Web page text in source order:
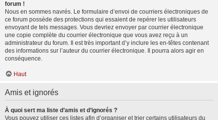
forum !
Nous en sommes navrés. Le formulaire d’envoi de courriers électroniques de
ce forum possède des protections qui essaient de repérer les utilisateurs
envoyant de tels messages. Vous devriez envoyer par courrier électronique
une copie complète du courrier électronique que vous avez reçu à un
administrateur du forum. Il est très important d’y inclure les en-têtes contenant
des informations sur l’auteur du courrier électronique. Il pourra alors agir en
conséquence.
Haut
Amis et ignorés
À quoi sert ma liste d’amis et d’ignorés ?
Vous pouvez utiliser ces listes afin d’organiser et trier certains utilisateurs du